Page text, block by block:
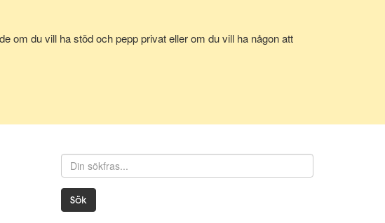
om du vill ha stöd och pepp privat eller om du vill ha någon att
Sök